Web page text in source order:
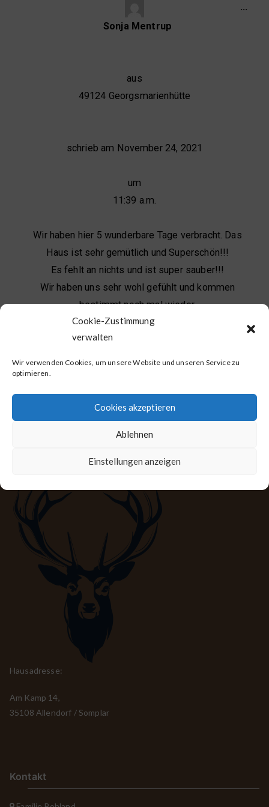
Cookie-Zustimmung
verwalten
Wir verwenden Cookies, um unsere Website und unseren Service zu
optimieren.
Cookies akzeptieren
Ablehnen
Einstellungen anzeigen
Sonja Mentrup
aus
49124 Georgsmarienhütte
schrieb am November 24, 2021
um
11:39 a.m.
Wir haben hier 5 wunderbare Tage verbracht. Das
Haus ist sehr gemütlich und Superschön!!!
Es fehlt an nichts und ist super sauber!!!
Wir haben uns sehr wohl gefühlt und kommen
bestimmt noch mal wieder.
Auch der super nette Kontakt zur Vermieterin war
Sehr zu empfehlen.
…
Hausadresse:
Am Kamp 14,
35108 Allendorf / Somplar
Kontakt